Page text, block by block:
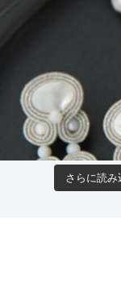
さらに読み